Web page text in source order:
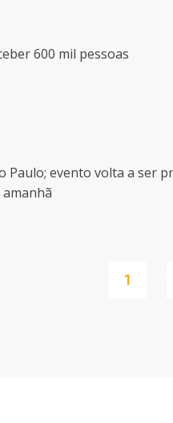
600 mil pessoas
Paulo; evento volta a ser
amanhã
1